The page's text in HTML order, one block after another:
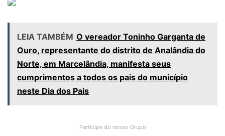
LEIA TAMBÉM O vereador Toninho Garganta de
Ouro, representante do distrito de Analândia do
Norte, em Marcelândia, manifesta seus
cumprimentos a todos os pais do município
neste Dia dos Pais
Participe do nosso Grupo